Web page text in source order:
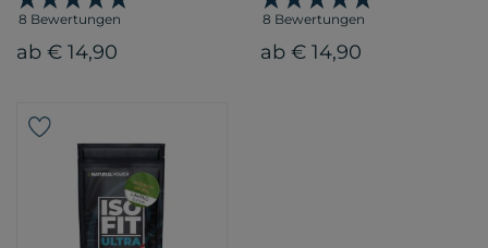
8 Bewertungen
ab € 14,90
8 Bewertungen
ab € 14,90